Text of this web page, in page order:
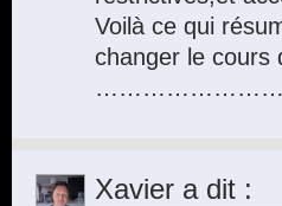
Voilà ce qui
changer le cours
……………………
Xavier a dit :